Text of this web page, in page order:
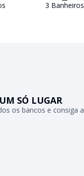
s 3 Banheiros
SÓ LUGAR
os bancos e consiga a